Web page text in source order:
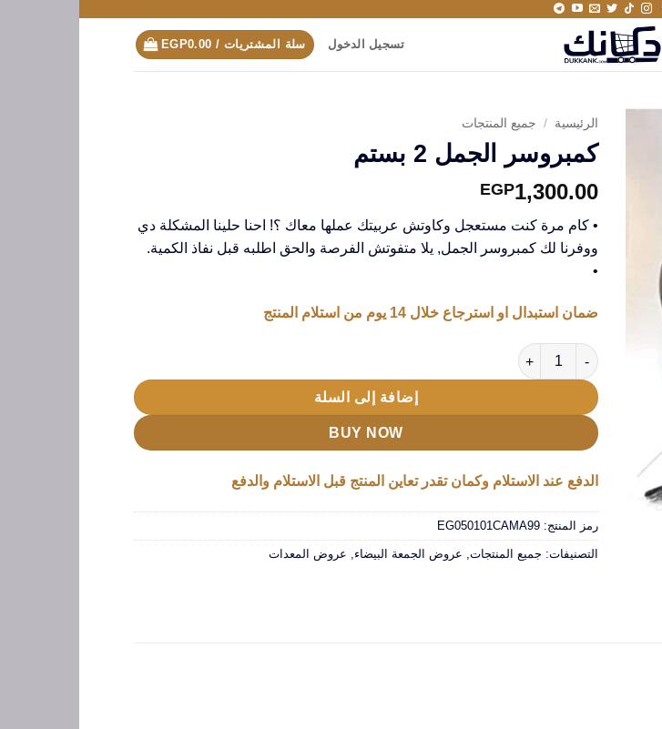
تسجيل الدخول سلة المشتريات / EGP0.00
الرئيسية / جميع المنتجات
كمبروسر الجمل 2 بستم
EGP1,300.00
• كام مرة كنت مستعجل وكاوتش عربيتك عملها معاك ؟! احنا حلينا المشكلة دي
ووفرنا لك كمبروسر الجمل, يلا متفوتش الفرصة والحق اطلبه قبل نفاذ الكمية.
•
ضمان استبدال او استرجاع خلال 14 يوم من استلام المنتج
كمية كمبروسر الجمل 2 بستم
إضافة إلى السلة
BUY NOW
الدفع عند الاستلام وكمان تقدر تعاين المنتج قبل الاستلام والدفع
رمز المنتج: EG050101CAMA99
التصنيفات: جميع المنتجات عروض الجمعة البيضاء عروض المعدات